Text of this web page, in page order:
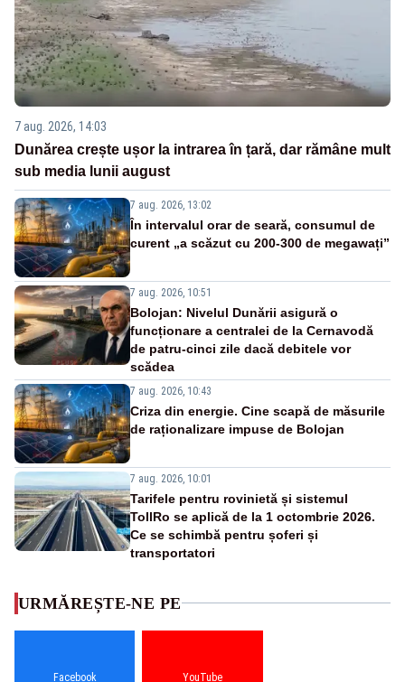
7 aug. 2026, 14:03
Dunărea crește ușor la intrarea în țară, dar rămâne mult
sub media lunii august
7 aug. 2026, 13:02
În intervalul orar de seară, consumul de
curent „a scăzut cu 200-300 de megawați”
7 aug. 2026, 10:51
Bolojan: Nivelul Dunării asigură o
funcționare a centralei de la Cernavodă
de patru-cinci zile dacă debitele vor
scădea
7 aug. 2026, 10:43
Criza din energie. Cine scapă de măsurile
de raționalizare impuse de Bolojan
7 aug. 2026, 10:01
Tarifele pentru rovinietă și sistemul
TollRo se aplică de la 1 octombrie 2026.
Ce se schimbă pentru șoferi și
transportatori
URMĂREȘTE-NE PE
Facebook YouTube